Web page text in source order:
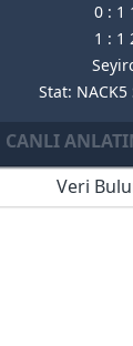
0 : 1
1 : 1
Stat:
CANLI
Veri